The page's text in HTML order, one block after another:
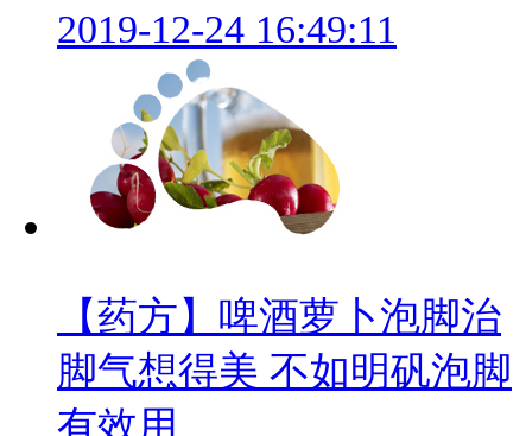
2019-12-24 16:49:11
【药方】啤酒萝卜泡脚治
脚气想得美 不如明矾泡脚
有效用